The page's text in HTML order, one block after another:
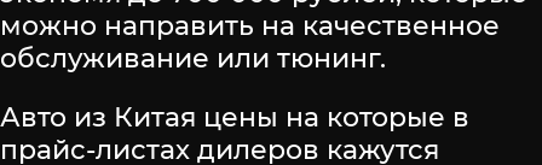
можно направить на качественное
обслуживание или тюнинг.
Авто из Китая цены на которые в
прайс-листах дилеров кажутся